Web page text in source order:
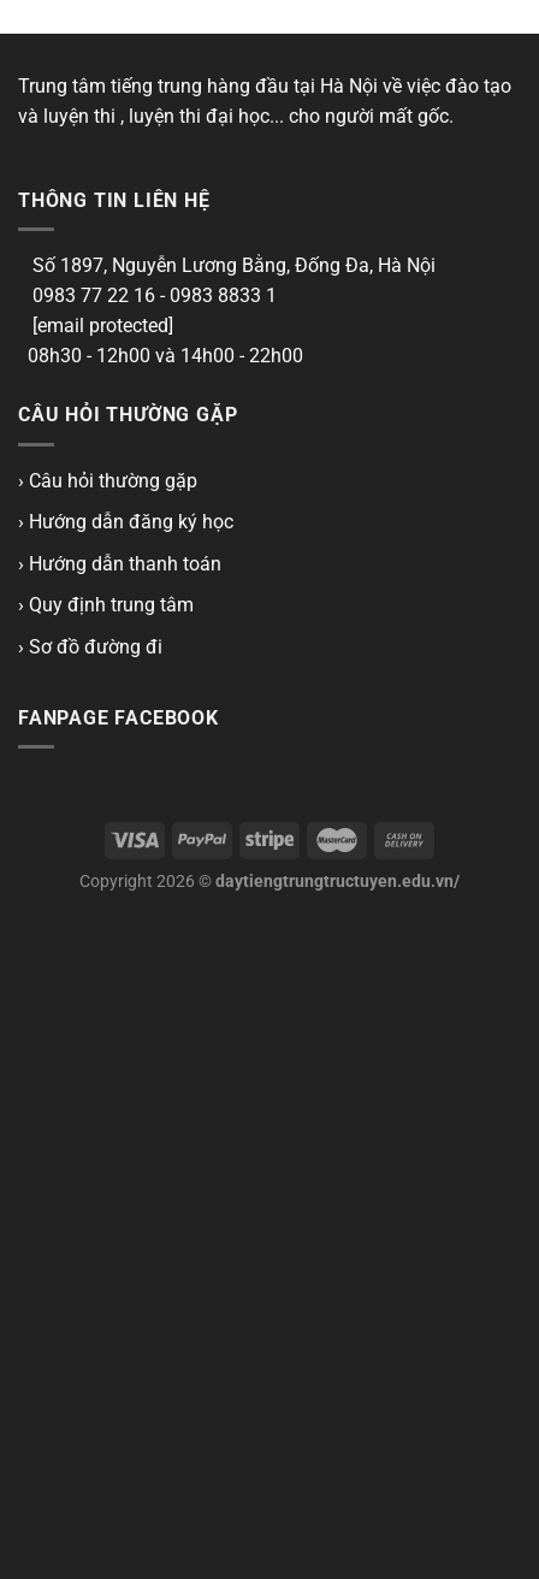
Trung tâm tiếng trung hàng đầu tại Hà Nội về việc đào tạo
và luyện thi , luyện thi đại học... cho người mất gốc.
THÔNG TIN LIÊN HỆ
Số 1897, Nguyễn Lương Bằng, Đống Đa, Hà Nội
0983 77 22 16 - 0983 8833 1
[email protected]
08h30 - 12h00 và 14h00 - 22h00
CÂU HỎI THƯỜNG GẶP
› Câu hỏi thường gặp
› Hướng dẫn đăng ký học
› Hướng dẫn thanh toán
› Quy định trung tâm
› Sơ đồ đường đi
FANPAGE FACEBOOK
Copyright 2026 ©daytiengtrungtructuyen.edu.vn/